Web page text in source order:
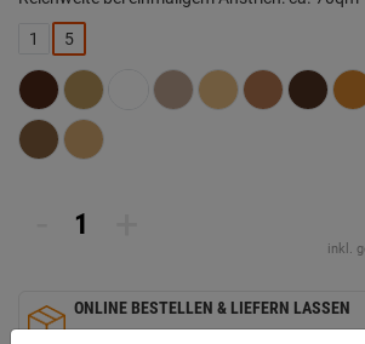
1 5
inkl.
ONLINE BESTELLEN & LIEFERN LASSEN